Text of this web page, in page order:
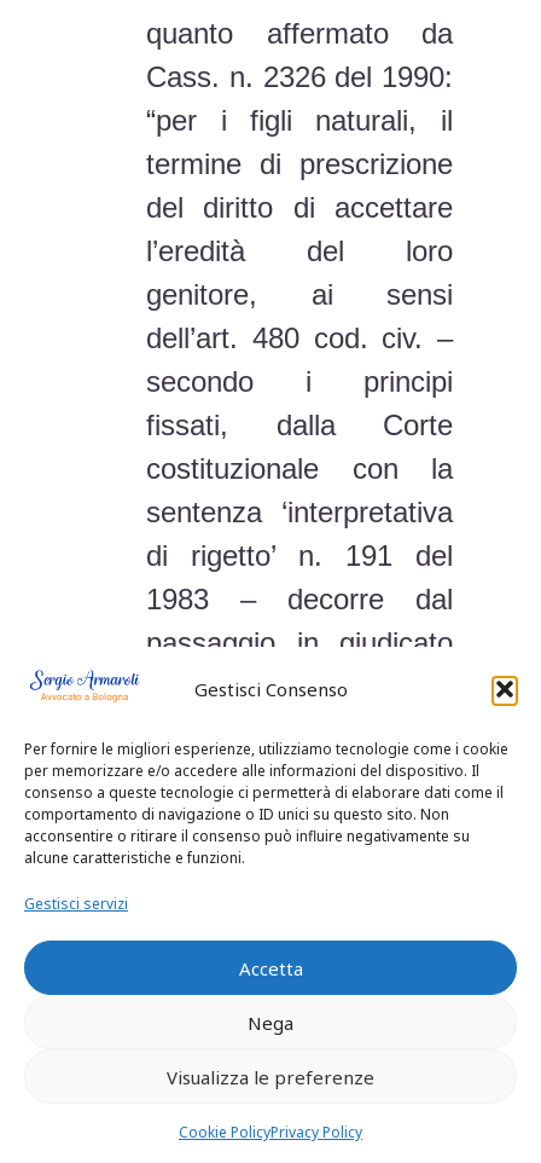
Gestisci Consenso
Per fornire le migliori esperienze, utilizziamo tecnologie come i cookie
per memorizzare e/o accedere alle informazioni del dispositivo. Il
consenso a queste tecnologie ci permetterà di elaborare dati come il
comportamento di navigazione o ID unici su questo sito. Non
acconsentire o ritirare il consenso può influire negativamente su
alcune caratteristiche e funzioni.
Gestisci servizi
Accetta
Nega
Visualizza le preferenze
Cookie PolicyPrivacy Policy
del diritto di accettare
l’eredità del loro
genitore, ai sensi
dell’art. 480 cod. civ. –
secondo i principi
fissati, dalla Corte
costituzionale con la
sentenza ‘interpretativa
di rigetto’ n. 191 del
1983 – decorre dal
passaggio in giudicato
della sentenza di
accertamento del loro
status, trovandosi essi
fino a tale
non di mero fatto, di
accettare l’eredità” (in
senso conforme, Cass.
Nella motivazione di
tale sentenza, si è
rilevato che
l’ordinamento giuridico